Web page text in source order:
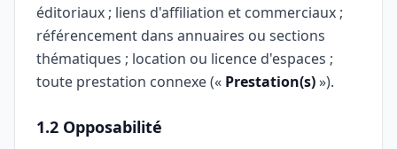
éditoriaux ; liens d'affiliation et commerciaux ;
référencement dans annuaires ou sections
thématiques ; location ou licence d'espaces ;
toute prestation connexe (« Prestation(s)»).
1.2 Opposabilité